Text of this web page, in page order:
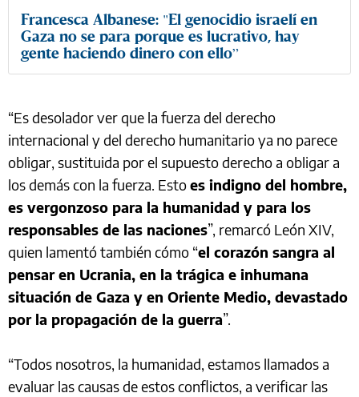
Francesca Albanese: "El genocidio israelí en
Gaza no se para porque es lucrativo, hay
gente haciendo dinero con ello”
“Es desolador ver que la fuerza del derecho
internacional y del derecho humanitario ya no parece
obligar, sustituida por el supuesto derecho a obligar a
los demás con la fuerza. Estoes indigno del hombre,
es vergonzoso para la humanidad y para los
responsables de las naciones”, remarcó León XIV,
quien lamentó también cómo “el corazón sangra al
pensar en Ucrania, en la trágica e inhumana
situación de Gaza y en Oriente Medio, devastado
por la propagación de la guerra”.
“Todos nosotros, la humanidad, estamos llamados a
evaluar las causas de estos conflictos, a verificar las